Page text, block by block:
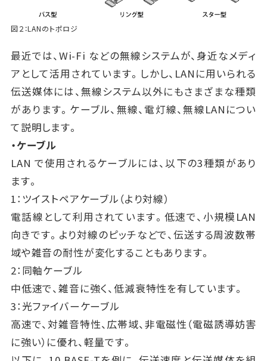
図２：LANのトポロジ
最近では、Wi-Fi などの無線システムが、身近なメディ
アとして活用されています。しかし、LANに用いられる
伝送媒体には、無線システム以外にもさまざまな種類
があります。ケーブル、無線、電灯線、無線LANについ
て説明します。
・ケーブル
LAN で使用されるケーブルには、以下の3種類があり
ます。
1：ツイストペアケーブル（より対線）
電話線として利用されています。低速で、小規模LAN
向きです。より対線のピッチなどで、伝送する周波数帯
域や雑音の耐性が変化することもあります。
2：同軸ケーブル
中低速で、雑音に強く、低減衰特性を有しています。
3：光ファイバーケーブル
高速で、対雑音特性、広帯域、非電磁性（電磁誘導妨害
に強い）に優れ、軽量です。